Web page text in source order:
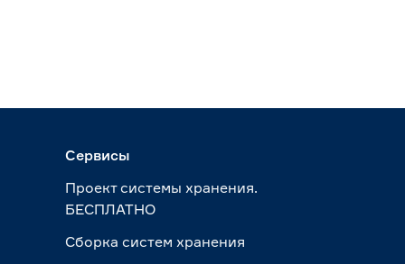
Сервисы
Проект системы хранения.
БЕСПЛАТНО
Сборка систем хранения